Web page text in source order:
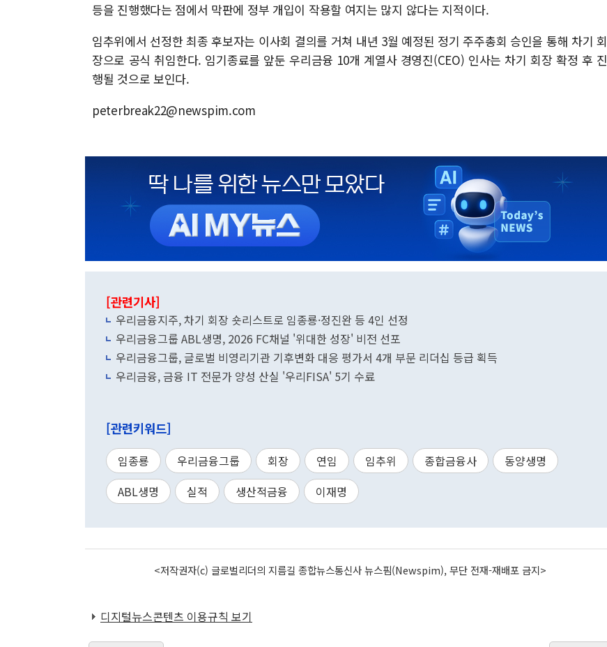
등을 진행했다는 점에서 막판에 정부 개입이 작용할 여지는 많지 않다는 지적이다.
임추위에서 선정한 최종 후보자는 이사회 결의를 거쳐 내년 3월 예정된 정기 주주총회 승인을 통해 차기 회
장으로 공식 취임한다. 임기종료를 앞둔 우리금융 10개 계열사 경영진(CEO) 인사는 차기 회장 확정 후 진
행될 것으로 보인다.
peterbreak22@newspim.com
[관련기사]
우리금융지주, 차기 회장 숏리스트로 임종룡·정진완 등 4인 선정
우리금융그룹 ABL생명, 2026 FC채널 '위대한 성장' 비전 선포
우리금융그룹, 글로벌 비영리기관 기후변화 대응 평가서 4개 부문 리더십 등급 획득
우리금융, 금융 IT 전문가 양성 산실 '우리FISA' 5기 수료
[관련키워드]
임종룡 우리금융그룹 회장 연임 임추위 종합금융사
동양생명
ABL생명
실적 생산적금융 이재명
<저작권자(c) 글로벌리더의 지름길 종합뉴스통신사 뉴스핌(Newspim), 무단 전재-재배포 금지>
디지털뉴스콘텐츠 이용규칙 보기